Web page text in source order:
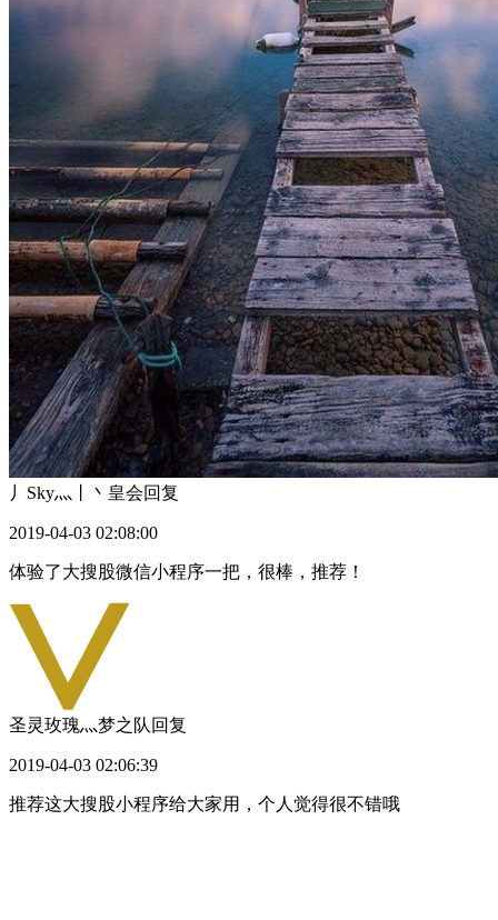
丿Sky灬丨丶皇会回复
2019-04-03 02:08:00
体验了大搜股微信小程序一把，很棒，推荐！
圣灵玫瑰灬梦之队 回复
2019-04-03 02:06:39
推荐这大搜股小程序给大家用，个人觉得很不错哦